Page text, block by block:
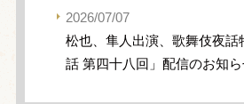
2026/07/07
松也、隼人出演、歌舞伎夜話
話 第四十八回」配信のお知